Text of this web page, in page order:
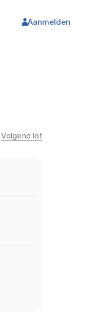
Aanmelden
Volgend lot